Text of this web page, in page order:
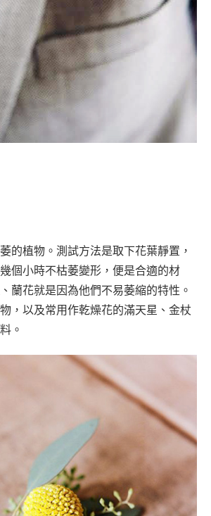
的植物。測試方法是取下花葉靜置，
個小時不枯萎變形，便是合適的材
蘭花就是因為他們不易萎縮的特性。
，以及常用作乾燥花的滿天星、金杖
。